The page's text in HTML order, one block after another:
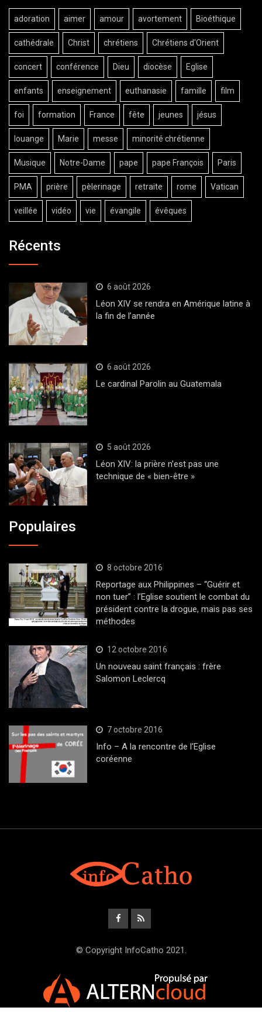
adoration aimer amour avortement Bioéthique
cathédrale Christ chrétiens Chrétiens d'Orient
concert conférence Dieu diocèse Eglise
enfants enseignement euthanasie famille film
foi formation France fête jeunes jésus
louange Marie messe minorité chrétienne
Musique Notre-Dame pape pape François Paris
PMA prière pèlerinage retraite rome Vatican
veillée vidéo vie évangile évêques
Récents
6 août 2026
Léon XIV se rendra en Amérique latine à
la fin de l’année
6 août 2026
Le cardinal Parolin au Guatemala
5 août 2026
Léon XIV: la prière n’est pas une
technique de « bien-être »
Populaires
8 octobre 2016
Reportage aux Philippines – “Guérir et
non tuer” : l’Eglise soutient le combat du
président contre la drogue, mais pas ses
méthodes
12 octobre 2016
Un nouveau saint français : frère
Salomon Leclercq
7 octobre 2016
Info – A la rencontre de l’Eglise
coréenne
© Copyright InfoCatho 2021.